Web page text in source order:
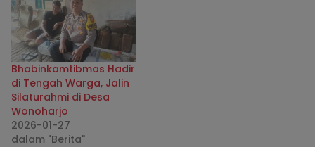
Bhabinkamtibmas Hadir
di Tengah Warga, Jalin
Silaturahmi di Desa
Wonoharjo
2026-01-27
dalam "Berita"